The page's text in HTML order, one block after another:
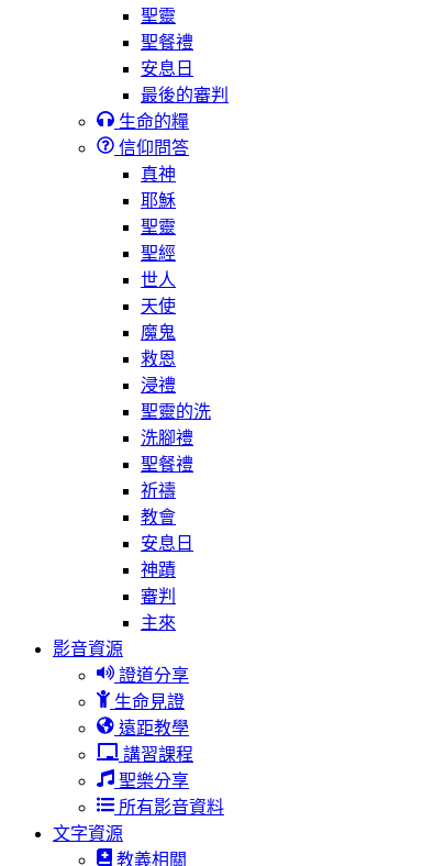
聖靈
聖餐禮
安息日
最後的審判
生命的糧
信仰問答
真神
耶穌
聖靈
聖經
世人
天使
魔鬼
救恩
浸禮
聖靈的洗
洗腳禮
聖餐禮
祈禱
教會
安息日
神蹟
審判
主來
影音資源
證道分享
生命見證
遠距教學
講習課程
聖樂分享
所有影音資料
文字資源
教義相關